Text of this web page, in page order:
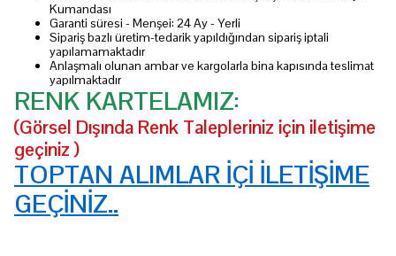
Kumandası
Garanti süresi - Menşei: 24 Ay - Yerli
Sipariş bazlı üretim-tedarik yapıldığından sipariş iptali
yapılamamaktadır
Anlaşmalı olunan ambar ve kargolarla bina kapısında teslimat
yapılmaktadır
RENK KARTELAMIZ:
(Görsel Dışında Renk Talepleriniz için iletişime
geçiniz )
TOPTAN ALIMLAR İÇİ İLETİŞİME
GEÇİNİZ..